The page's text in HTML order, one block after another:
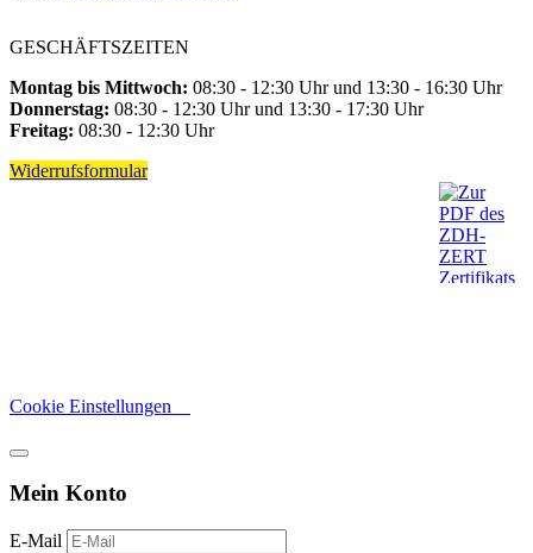
GESCHÄFTSZEITEN
Montag bis Mittwoch: 08:30 - 12:30 Uhr und 13:30 - 16:30 Uhr
Donnerstag: 08:30 - 12:30 Uhr und 13:30 - 17:30 Uhr
Freitag: 08:30 - 12:30 Uhr
Widerrufsformular
Cookie Einstellungen
Mein Konto
E-Mail